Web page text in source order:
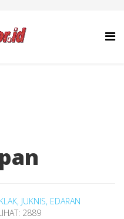
JUKNIS, EDARAN
2889